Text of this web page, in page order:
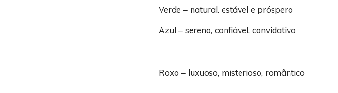
Verde – natural, estável e próspero
Azul – sereno, confiável, convidativo
Roxo – luxuoso, misterioso, romântico